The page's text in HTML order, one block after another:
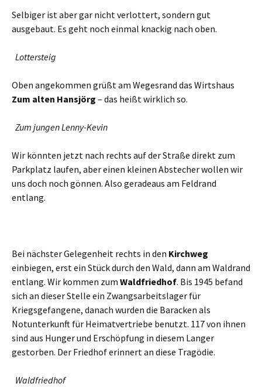
Selbiger ist aber gar nicht verlottert, sondern gut
ausgebaut. Es geht noch einmal knackig nach oben.
Lottersteig
Oben angekommen grüßt am Wegesrand das Wirtshaus
Zum alten Hansjörg – das heißt wirklich so.
Zum jungen Lenny-Kevin
Wir könnten jetzt nach rechts auf der Straße direkt zum
Parkplatz laufen, aber einen kleinen Abstecher wollen wir
uns doch noch gönnen. Also geradeaus am Feldrand
entlang.
Bei nächster Gelegenheit rechts in den Kirchweg
einbiegen, erst ein Stück durch den Wald, dann am Waldrand
entlang. Wir kommen zum Waldfriedhof. Bis 1945 befand
sich an dieser Stelle ein Zwangsarbeitslager für
Kriegsgefangene, danach wurden die Baracken als
Notunterkunft für Heimatvertriebe benutzt. 117 von ihnen
sind aus Hunger und Erschöpfung in diesem Langer
gestorben. Der Friedhof erinnert an diese Tragödie.
Waldfriedhof